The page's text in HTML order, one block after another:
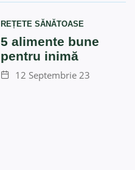
REȚETE SĂNĂTOASE
5 alimente bune
pentru inimă
12 Septembrie 23